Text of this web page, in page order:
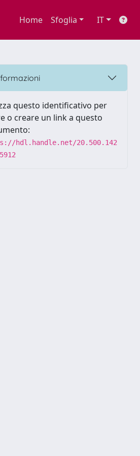
Home Sfoglia IT
questo identificativo per
o creare un link a questo
hdl.handle.net/20.500.142